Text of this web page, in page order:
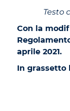
Testo
Con la
aprile 2021.
In grassetto